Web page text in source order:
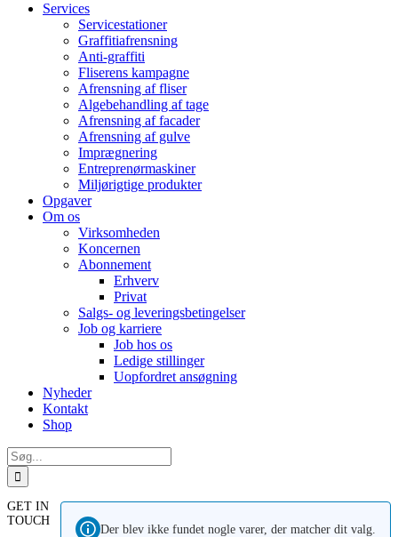
Services
Servicestationer
Graffitiafrensning
Anti-graffiti
Fliserens kampagne
Afrensning af fliser
Algebehandling af tage
Afrensning af facader
Afrensning af gulve
Imprægnering
Entreprenørmaskiner
Miljørigtige produkter
Opgaver
Om os
Virksomheden
Koncernen
Abonnement
Erhverv
Privat
Salgs- og leveringsbetingelser
Job og karriere
Job hos os
Ledige stillinger
Uopfordret ansøgning
Nyheder
Kontakt
Shop
Søg
efter:
Der blev ikke fundet nogle varer, der matcher dit valg.
GET IN
TOUCH